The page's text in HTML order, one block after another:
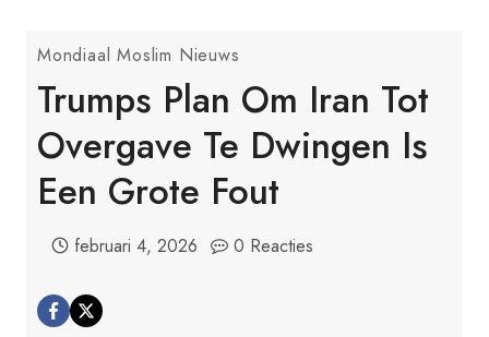
Mondiaal Moslim Nieuws
Trumps Plan Om Iran Tot
Overgave Te Dwingen Is
Een Grote Fout
februari 4, 2026 0 Reacties